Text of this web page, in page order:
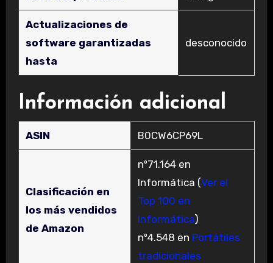
Actualizaciones de
software garantizadas
hasta
‎desconocido
Información adicional
ASIN B0CW6CP69L
Clasificación en
los más vendidos
de Amazon
nº71.164 en
Informática (Ver el
Top 100 en
Informática)
nº4.548 en Portátiles
tradicionales